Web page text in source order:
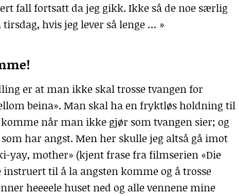
fall fortsatt da jeg gikk. Ikke så de noe særlig
tirsdag, hvis jeg lever så lenge … »
er at man ikke skal trosse tvangen for
beina». Man skal ha en fryktløs holdning til
når man ikke gjør som tvangen sier; og
har angst. Men her skulle jeg altså gå imot
yay, mother» (kjent frase fra filmserien «Die
til å la angsten komme og å trosse
heeeele huset ned og alle vennene mine